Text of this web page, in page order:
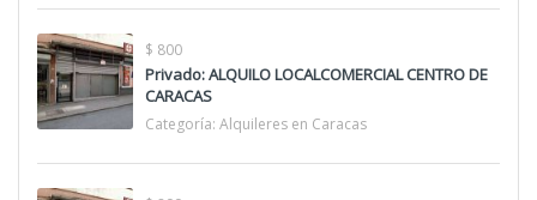
$ 800
Privado: ALQUILO LOCALCOMERCIAL CENTRO DE
CARACAS
Categoría: Alquileres en Caracas